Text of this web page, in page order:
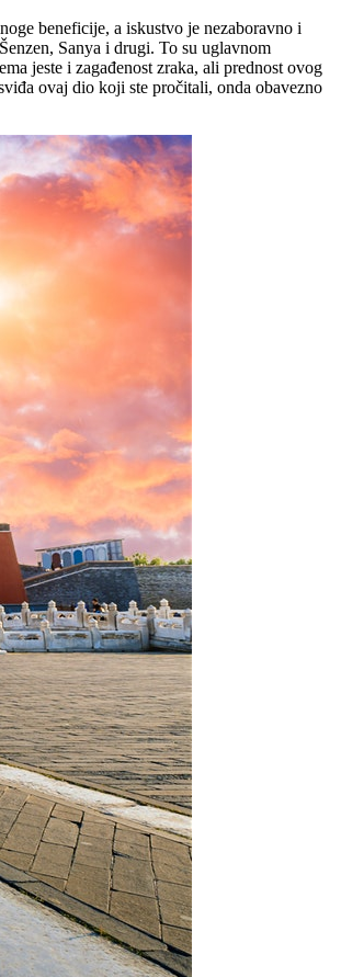
beneficije, a iskustvo je nezaboravno i
Sanya i drugi. To su uglavnom
jeste i zagađenost zraka, ali prednost ovog
ovaj dio koji ste pročitali, onda obavezno